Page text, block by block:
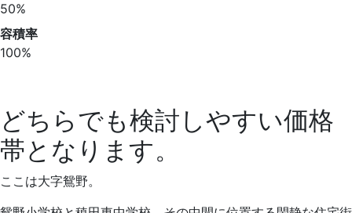
50%
容積率
100%
どちらでも検討しやすい価格
帯となります。
ここは大字鴛野。